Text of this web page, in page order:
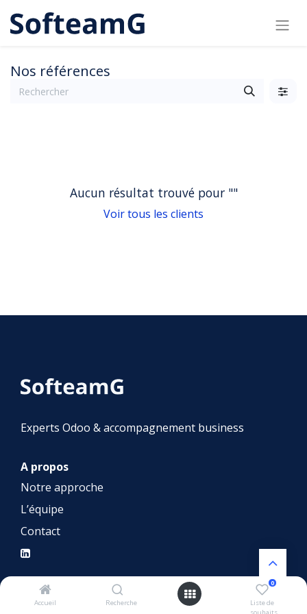
Accueil Recherche
0
Liste de
Nos références
Aucun résultat trouvé pour ""
Voir tous les clients
A propos
Notre approche
L’équipe
Contact
Nos services
Experts Odoo & accompagnement business